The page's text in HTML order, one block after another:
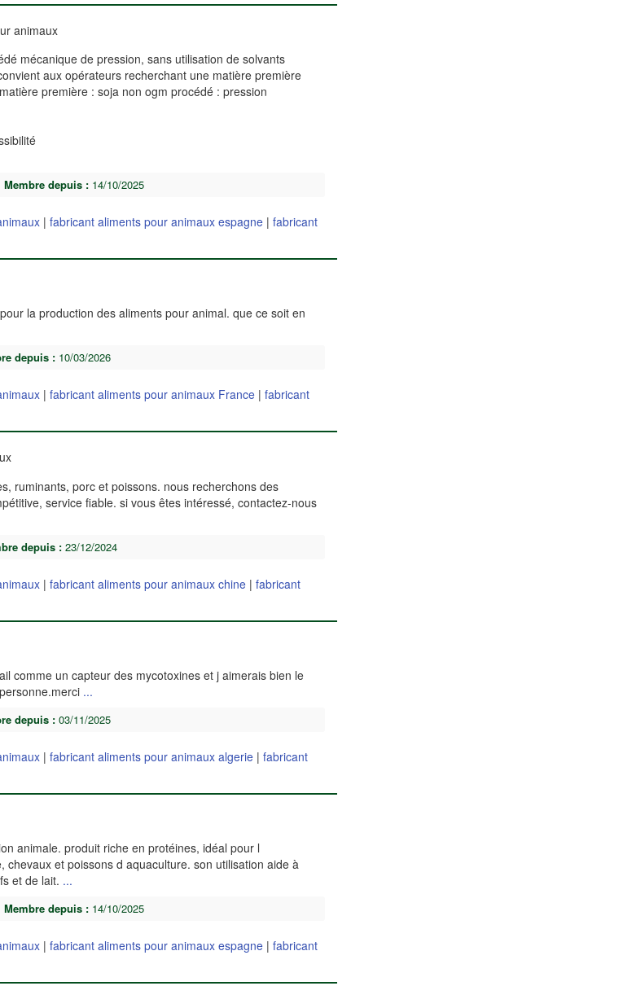
animaux
mécanique de pression, sans utilisation de solvants
aux opérateurs recherchant une matière première
première : soja non ogm procédé : pression
Membre depuis :14/10/2025
| fabricant aliments pour animaux espagne| fabricant
la production des aliments pour animal. que ce soit en
depuis :10/03/2026
| fabricant aliments pour animaux France| fabricant
ruminants, porc et poissons. nous recherchons des
service fiable. si vous êtes intéressé, contactez-nous
depuis :23/12/2024
| fabricant aliments pour animaux chine| fabricant
comme un capteur des mycotoxines et j aimerais bien le
...
depuis :03/11/2025
| fabricant aliments pour animaux algerie| fabricant
animale. produit riche en protéines, idéal pour l
et poissons d aquaculture. son utilisation aide à
et de lait. ...
Membre depuis :14/10/2025
| fabricant aliments pour animaux espagne| fabricant